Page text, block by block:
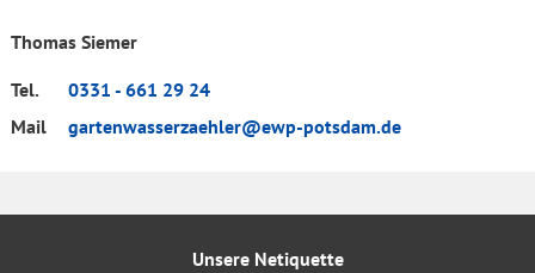
Thomas Siemer
Tel.
0331 - 661 29 24
Mail
gartenwasserzaehler@ewp-potsdam.de
Unsere Netiquette